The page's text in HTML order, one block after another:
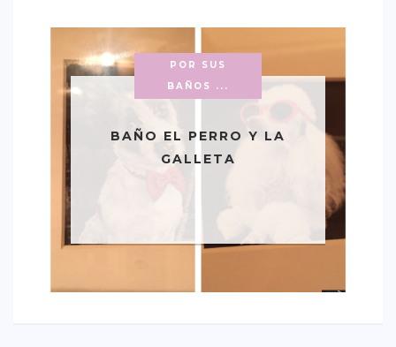
POR SUS
BAÑOS ...
BAÑO EL PERRO Y LA
GALLETA